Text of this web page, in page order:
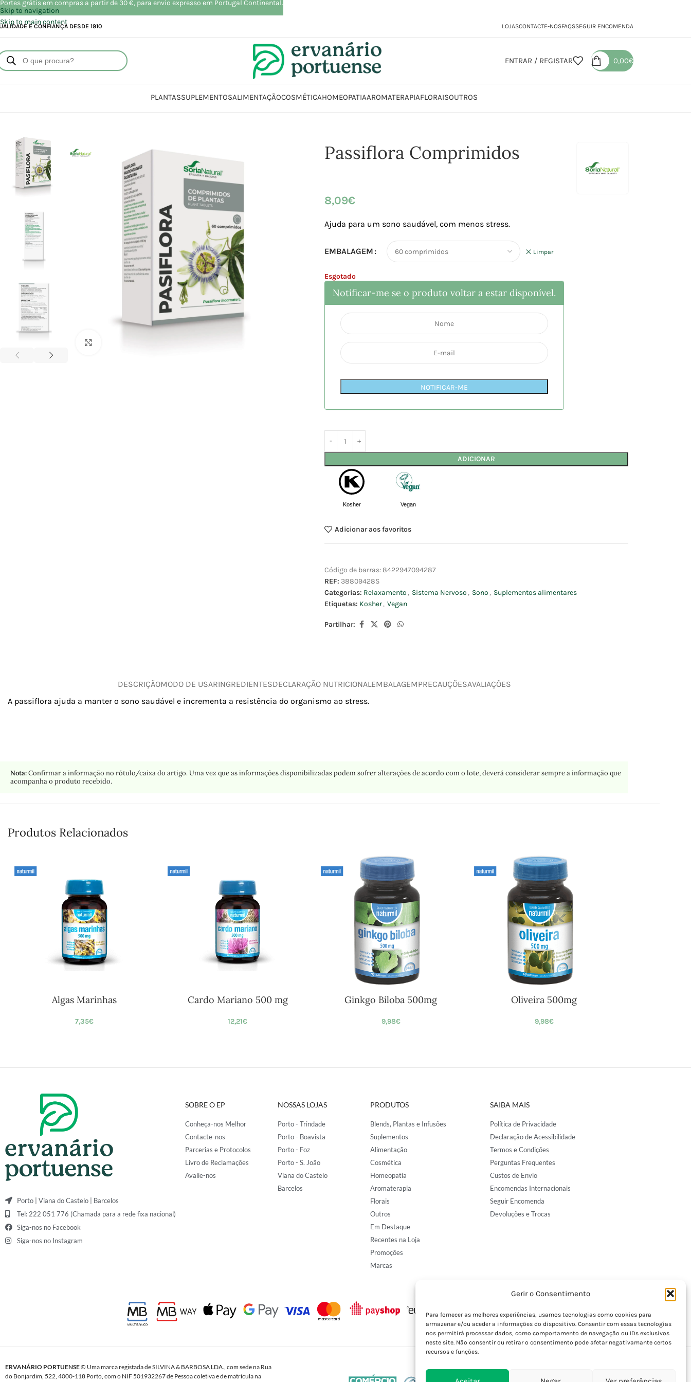
Gerir o Consentimento
Para fornecer as melhores experiências, usamos tecnologias como cookies para
armazenar e/ou aceder a informações do dispositivo. Consentir com essas tecnologias
nos permitirá processar dados, como comportamento de navegação ou IDs exclusivos
neste site. Não consentir ou retirar o consentimento pode afetar negativamante certos
recursos e funções.
Skip to navigation
Skip to main content
E CONFIANÇA DESDE 1910 LOJASCONTACTE-NOSFAQSSEGUIR ENCOMENDA
ENTRAR / REGISTAR 0,00€
PLANTASSUPLEMENTOSALIMENTAÇÃOCOSMÉTICAHOMEOPATIAAROMATERAPIAFLORAISOUTROS
Passiflora Comprimidos
8,09€
Ajuda para um sono saudável, com menos stress.
EMBALAGEM Limpar
Esgotado
Notificar-me se o produto voltar a estar disponível.
NOTIFICAR-ME
ADICIONAR
Kosher Vegan
Adicionar aos favoritos
Código de barras:8422947094287
REF: 38809428S
Categorias: Relaxamento , Sistema Nervoso , Sono , Suplementos alimentares
Etiquetas: Kosher, Vegan
Partilhar:
DESCRIÇÃOMODO DE USARINGREDIENTESDECLARAÇÃO NUTRICIONAL EMBALAGEMPRECAUÇÕESAVALIAÇÕES
A passiflora ajuda a manter o sono saudável e incrementa a resistência do organismo ao stress.
Nota:Confirmar a informação no rótulo/caixa do artigo. Uma vez que as informações disponibilizadas podem sofrer alterações de acordo com o lote, deverá considerar sempre a informação que
acompanha o produto recebido.
Produtos Relacionados
Algas Marinhas
7,35€
Cardo Mariano 500 mg
12,21€
Ginkgo Biloba 500mg
9,98€
Oliveira 500mg
9,98€
Porto | Viana do Castelo | Barcelos
Tel: 222 051 776 (Chamada para a rede fixa nacional)
Siga-nos no Facebook
Siga-nos no Instagram
SOBRE O EP
Conheça-nos Melhor
Contacte-nos
Parcerias e Protocolos
Livro de Reclamações
Avalie-nos
NOSSAS LOJAS
Porto - Trindade
Porto - Boavista
Porto - Foz
Porto - S. João
Viana do Castelo
Barcelos
PRODUTOS
Blends, Plantas e Infusões
Suplementos
Alimentação
Cosmética
Homeopatia
Aromaterapia
Florais
Outros
Em Destaque
Recentes na Loja
Promoções
Marcas
SAIBA MAIS
Política de Privacidade
Declaração de Acessibilidade
Termos e Condições
Perguntas Frequentes
Custos de Envio
Encomendas Internacionais
Seguir Encomenda
Devoluções e Trocas
ERVANÁRIO PORTUENSE© Uma marca registada de SILVINA & BARBOSA LDA., com sede na Rua
do Bonjardim, 522, 4000-118 Porto, com o NIF 501932267 de Pessoa coletiva e de matrícula na
Portes grátis em compras a partir de 30 €, para envio expresso em Portugal Continental.